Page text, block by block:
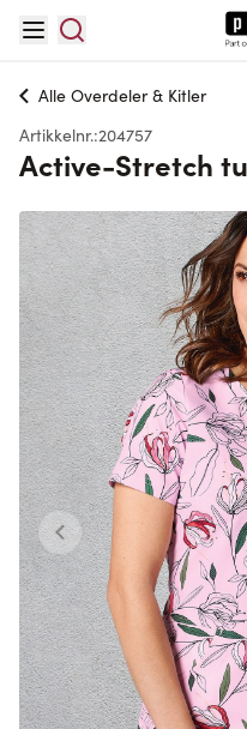
Alle Overdeler & Kitler
Artikkelnr.:204757
Active-Stretch